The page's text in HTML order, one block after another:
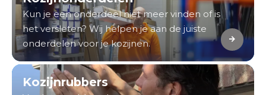
Kun je een onderdeel niet meer vinden of is
het versleten? Wij helpen je aan de juiste
onderdelen voor je kozijnen.
Kozijnrubbers